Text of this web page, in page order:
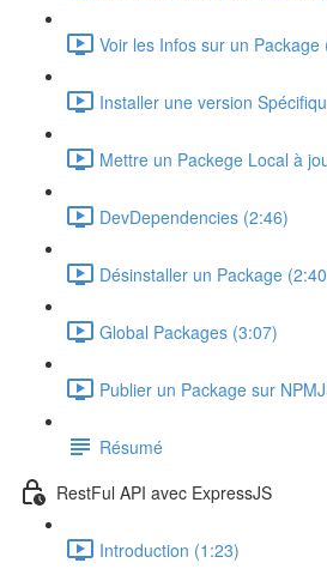
Voir les Infos sur un Package
Installer une version
Mettre un Packege Local à
DevDependencies (2:46)
Désinstaller un Package
Global Packages (3:07)
Publier un Package sur
Résumé
RestFul API avec ExpressJS
Introduction (1:23)